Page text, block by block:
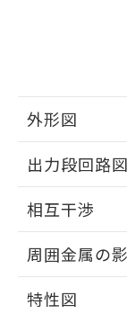
外形図
外形図
出力段回路図
出力段回路図
相互干渉
相互干渉
周囲金属の
特性図
指
51物質
※本証明
ものでは
また、
物質の
荷製品に
欄に対
既に当
している
す。